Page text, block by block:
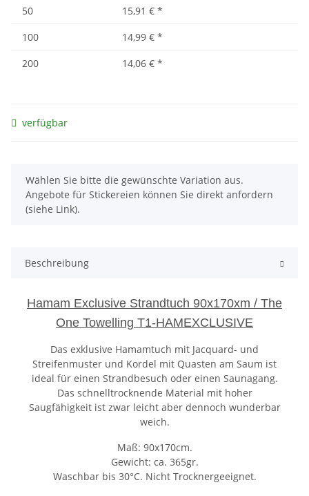
50
15,91 € *
100
14,99 € *
200
14,06 € *
verfügbar
x
Wählen Sie bitte die gewünschte Variation aus.
Angebote für Stickereien können Sie direkt anfordern
(siehe Link).
Beschreibung
Hamam Exclusive Strandtuch 90x170xm / The
One Towelling T1-HAMEXCLUSIVE
Das exklusive Hamamtuch mit Jacquard- und
Streifenmuster und Kordel mit Quasten am Saum ist
ideal für einen Strandbesuch oder einen Saunagang.
Das schnelltrocknende Material mit hoher
Saugfähigkeit ist zwar leicht aber dennoch wunderbar
weich.
Maß: 90x170cm.
Gewicht: ca. 365gr.
Waschbar bis 30°C. Nicht Trocknergeeignet.